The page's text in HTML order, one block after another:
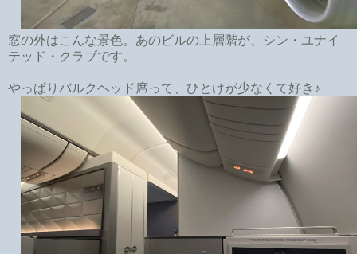
窓の外はこんな景色。あのビルの上層階が、シン・ユナイ
テッド・クラブです。
やっぱりバルクヘッド席って、ひとけが少なくて好き♪